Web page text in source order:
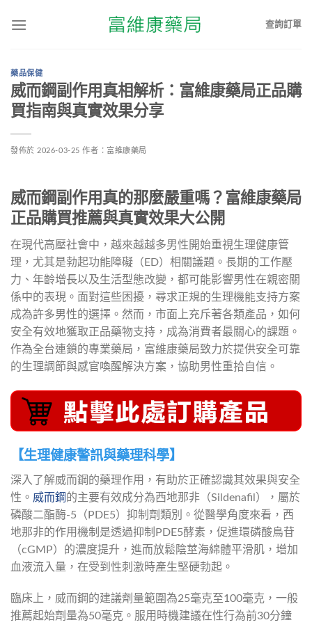
查詢訂單
藥品保健
威而鋼副作用真相解析：富維康藥局正品購
買指南與真實效果分享
發佈於 2026-03-25 作者： 富維康藥局
威而鋼副作用真的那麼嚴重嗎？富維康藥局
正品購買推薦與真實效果大公開
在現代高壓社會中，越來越越多男性開始重視生理健康管
理，尤其是勃起功能障礙（ED）相關議題。長期的工作壓
力、年齡增長以及生活型態改變，都可能影響男性在親密關
係中的表現。面對這些困擾，尋求正規的生理機能支持方案
成為許多男性的選擇。然而，市面上充斥著各類產品，如何
安全有效地獲取正品藥物支持，成為消費者最關心的課題。
作為全台連鎖的專業藥局，富維康藥局致力於提供安全可靠
的生理調節與感官喚醒解決方案，協助男性重拾自信。
【生理健康警訊與藥理科學】
深入了解威而鋼的藥理作用，有助於正確認識其效果與安全
性。 威而鋼的主要有效成分為西地那非（Sildenafil），屬於
磷酸二酯酶-5（PDE5）抑制劑類別。從醫學角度來看，西
地那非的作用機制是透過抑制PDE5酵素，促進環磷酸鳥苷
（cGMP）的濃度提升，進而放鬆陰莖海綿體平滑肌，增加
血液流入量，在受到性刺激時產生堅硬勃起。
臨床上，威而鋼的建議劑量範圍為25毫克至100毫克，一般
推薦起始劑量為50毫克。服用時機建議在性行為前30分鐘